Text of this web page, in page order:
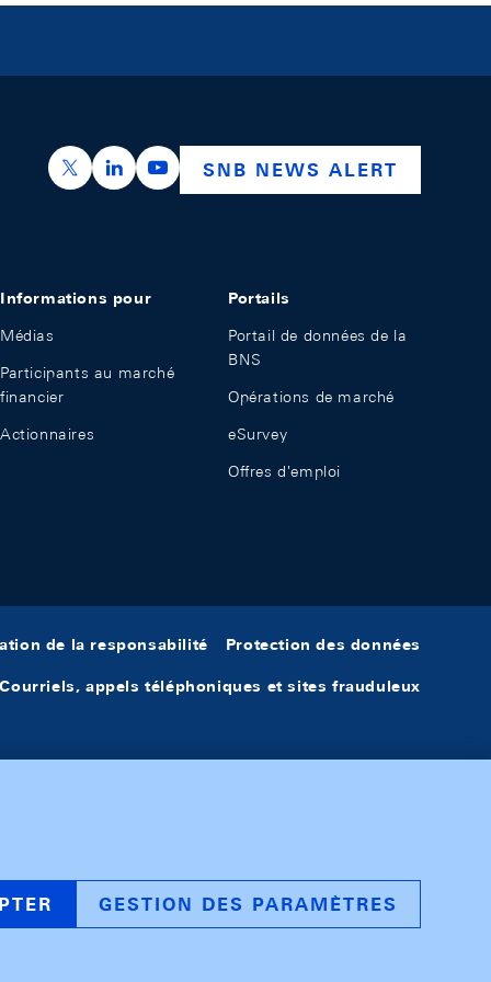
https://x.com/snb_bns
https://ch.linkedin.com/company/swiss-
https://www.youtube.com/
SNB NEWS ALERT
Informations pour
Médias
Participants au marché
financier
Actionnaires
Portails
Portail de données de la
BNS
Opérations de marché
eSurvey
Offres d'emploi
de la responsabilité Protection des données
Courriels, appels téléphoniques et sites frauduleux
GESTION DES PARAMÈTRES